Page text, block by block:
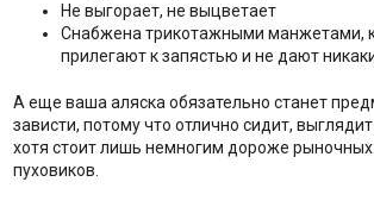
Не выгорает, не выцветает
Снабжена трикотажными манжетами,
прилегают к запястью и не дают
А еще ваша аляска обязательно станет
зависти, потому что отлично сидит,
хотя стоит лишь немногим дороже рыночных
пуховиков.